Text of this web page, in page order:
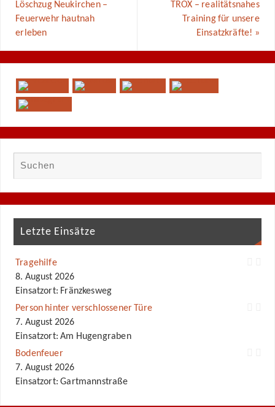
Löschzug Neukirchen –
Feuerwehr hautnah
erleben
TROX – realitätsnahes
Training für unsere
Einsatzkräfte! »
Letzte Einsätze
Tragehilfe
8. August 2026
Einsatzort: Fränzkesweg
Person hinter verschlossener Türe
7. August 2026
Einsatzort: Am Hugengraben
Bodenfeuer
7. August 2026
Einsatzort: Gartmannstraße